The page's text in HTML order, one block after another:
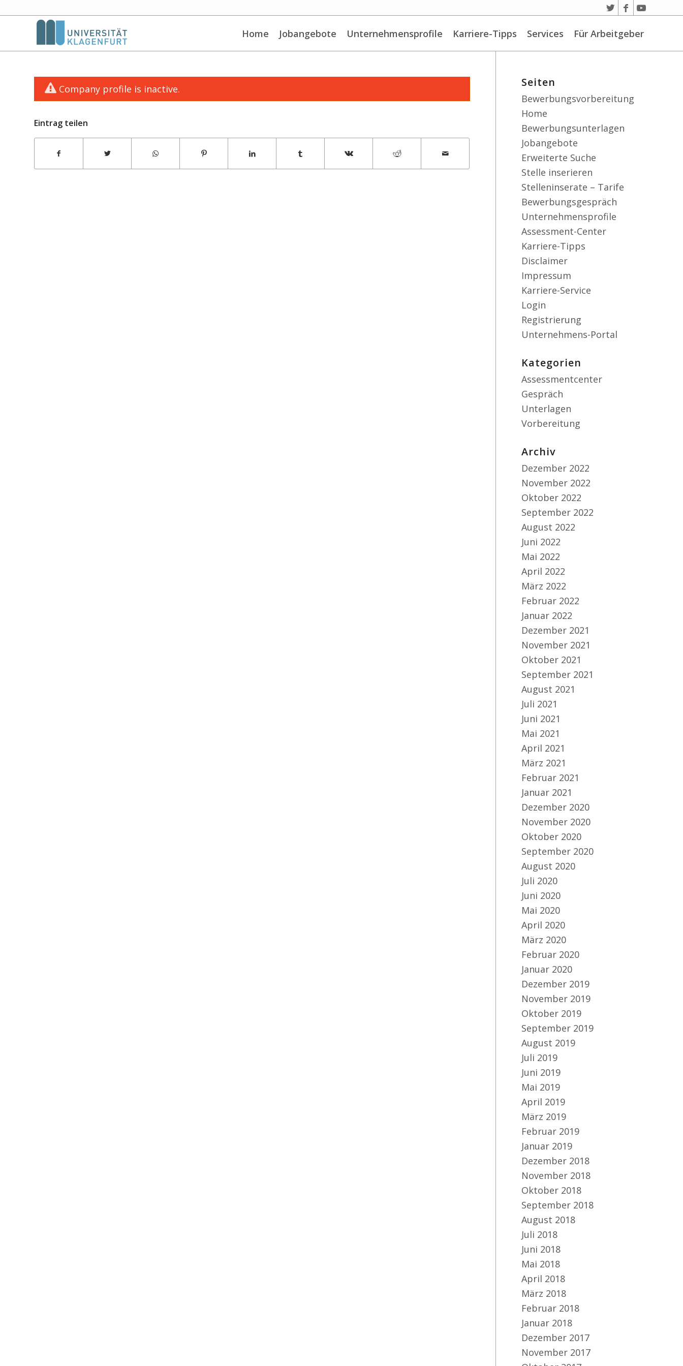
Home Jobangebote Unternehmensprofile Karriere-Tipps Services Für Arbeitgeber
Company profile is inactive.
Eintrag teilen
Seiten
Bewerbungsvorbereitung
Home
Bewerbungsunterlagen
Jobangebote
Erweiterte Suche
Stelle inserieren
Stelleninserate – Tarife
Bewerbungsgespräch
Unternehmensprofile
Assessment-Center
Karriere-Tipps
Disclaimer
Impressum
Karriere-Service
Login
Registrierung
Unternehmens-Portal
Kategorien
Assessmentcenter
Gespräch
Unterlagen
Vorbereitung
Archiv
Dezember 2022
November 2022
Oktober 2022
September 2022
August 2022
Juni 2022
Mai 2022
April 2022
März 2022
Februar 2022
Januar 2022
Dezember 2021
November 2021
Oktober 2021
September 2021
August 2021
Juli 2021
Juni 2021
Mai 2021
April 2021
März 2021
Februar 2021
Januar 2021
Dezember 2020
November 2020
Oktober 2020
September 2020
August 2020
Juli 2020
Juni 2020
Mai 2020
April 2020
März 2020
Februar 2020
Januar 2020
Dezember 2019
November 2019
Oktober 2019
September 2019
August 2019
Juli 2019
Juni 2019
Mai 2019
April 2019
März 2019
Februar 2019
Januar 2019
Dezember 2018
November 2018
Oktober 2018
September 2018
August 2018
Juli 2018
Juni 2018
Mai 2018
April 2018
März 2018
Februar 2018
Januar 2018
Dezember 2017
November 2017